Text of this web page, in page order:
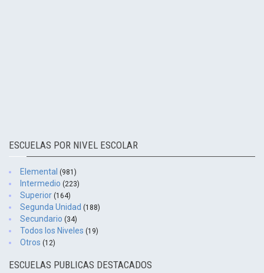
ESCUELAS POR NIVEL ESCOLAR
Elemental (981)
Intermedio (223)
Superior (164)
Segunda Unidad (188)
Secundario (34)
Todos los Niveles (19)
Otros (12)
ESCUELAS PUBLICAS DESTACADOS